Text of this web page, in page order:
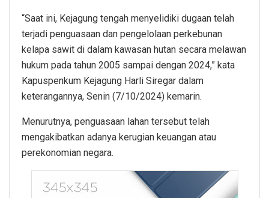
“Saat ini, Kejagung tengah menyelidiki dugaan telah
terjadi penguasaan dan pengelolaan perkebunan
kelapa sawit di dalam kawasan hutan secara melawan
hukum pada tahun 2005 sampai dengan 2024,” kata
Kapuspenkum Kejagung Harli Siregar dalam
keterangannya, Senin (7/10/2024) kemarin.
Menurutnya, penguasaan lahan tersebut telah
mengakibatkan adanya kerugian keuangan atau
perekonomian negara.